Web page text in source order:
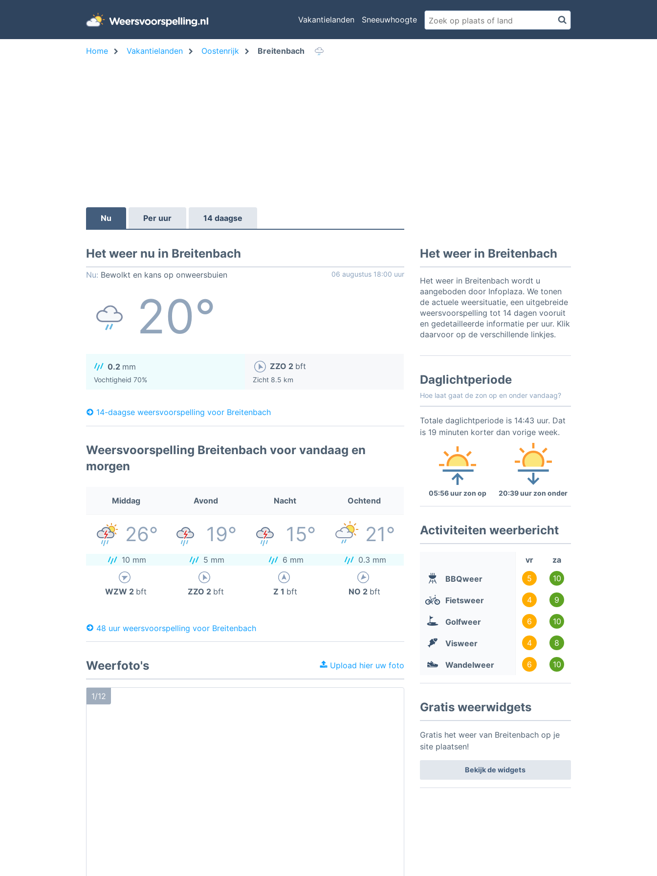
Vakantielanden Sneeuwhoogte
Home Vakantielanden Oostenrijk Breitenbach
Nu Per uur 14 daagse
Het weer nu in Breitenbach
Nu: Bewolkt en kans op onweersbuien 06 augustus 18:00 uur
20°
0.2 mm
Vochtigheid 70%
ZZO 2 bft
Zicht 8.5 km
14-daagse weersvoorspelling voor Breitenbach
Weersvoorspelling Breitenbach voor vandaag en
morgen
Middag Avond Nacht Ochtend
26° 19° 15° 21°
10 mm 5 mm 6 mm 0.3 mm
WZW 2 bft ZZO 2 bft Z 1 bft NO 2 bft
48 uur weersvoorspelling voor Breitenbach
Weerfoto's Upload hier uw foto
1/12
Het weer in Breitenbach
Het weer in Breitenbach wordt u
aangeboden door Infoplaza. We tonen
de actuele weersituatie, een uitgebreide
weersvoorspelling tot 14 dagen vooruit
en gedetailleerde informatie per uur. Klik
daarvoor op de verschillende linkjes.
Daglichtperiode
Hoe laat gaat de zon op en onder vandaag?
Totale daglichtperiode is 14:43 uur. Dat
is 19 minuten korter dan vorige week.
05:56 uur zon op 20:39 uur zon onder
Activiteiten weerbericht
vr
za
BBQweer
5 10
Fietsweer 4 9
Golfweer 6 10
Visweer 4 8
Wandelweer 6 10
Gratis weerwidgets
Gratis het weer van Breitenbach op je
site plaatsen!
Bekijk de widgets